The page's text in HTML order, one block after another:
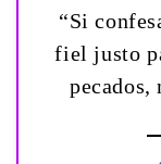
“Si
fiel justo
pecados,